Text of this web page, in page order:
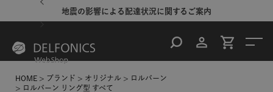
地震の影響による配達状況に関するご案内
HOME ブランド オリジナル
ロルバーン
ロルバーン リング型 すべて